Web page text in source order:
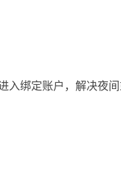
绑定账户，解决夜间